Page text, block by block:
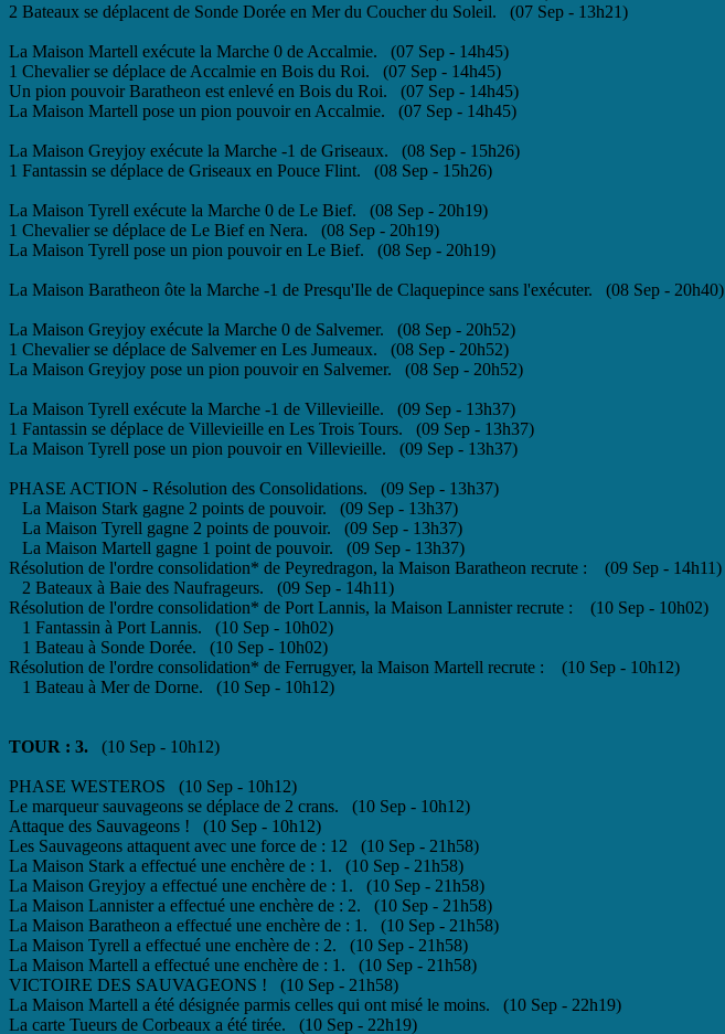
2 Bateaux se déplacent de Sonde Dorée en Mer du Coucher du Soleil. (07 Sep - 13h21)
La Maison Martell exécute la Marche 0 de Accalmie. (07 Sep - 14h45)
1 Chevalier se déplace de Accalmie en Bois du Roi. (07 Sep - 14h45)
Un pion pouvoir Baratheon est enlevé en Bois du Roi. (07 Sep - 14h45)
La Maison Martell pose un pion pouvoir en Accalmie. (07 Sep - 14h45)
La Maison Greyjoy exécute la Marche -1 de Griseaux. (08 Sep - 15h26)
1 Fantassin se déplace de Griseaux en Pouce Flint. (08 Sep - 15h26)
La Maison Tyrell exécute la Marche 0 de Le Bief. (08 Sep - 20h19)
1 Chevalier se déplace de Le Bief en Nera. (08 Sep - 20h19)
La Maison Tyrell pose un pion pouvoir en Le Bief. (08 Sep - 20h19)
La Maison Baratheon ôte la Marche -1 de Presqu'Ile de Claquepince sans l'exécuter. (08 Sep - 20h40)
La Maison Greyjoy exécute la Marche 0 de Salvemer. (08 Sep - 20h52)
1 Chevalier se déplace de Salvemer en Les Jumeaux. (08 Sep - 20h52)
La Maison Greyjoy pose un pion pouvoir en Salvemer. (08 Sep - 20h52)
La Maison Tyrell exécute la Marche -1 de Villevieille. (09 Sep - 13h37)
1 Fantassin se déplace de Villevieille en Les Trois Tours. (09 Sep - 13h37)
La Maison Tyrell pose un pion pouvoir en Villevieille. (09 Sep - 13h37)
PHASE ACTION - Résolution des Consolidations. (09 Sep - 13h37)
La Maison Stark gagne 2 points de pouvoir. (09 Sep - 13h37)
La Maison Tyrell gagne 2 points de pouvoir. (09 Sep - 13h37)
La Maison Martell gagne 1 point de pouvoir. (09 Sep - 13h37)
Résolution de l'ordre consolidation* de Peyredragon, la Maison Baratheon recrute : (09 Sep - 14h11)
2 Bateaux à Baie des Naufrageurs. (09 Sep - 14h11)
Résolution de l'ordre consolidation* de Port Lannis, la Maison Lannister recrute : (10 Sep - 10h02)
1 Fantassin à Port Lannis. (10 Sep - 10h02)
1 Bateau à Sonde Dorée. (10 Sep - 10h02)
Résolution de l'ordre consolidation* de Ferrugyer, la Maison Martell recrute : (10 Sep - 10h12)
1 Bateau à Mer de Dorne. (10 Sep - 10h12)
TOUR : 3. (10 Sep - 10h12)
PHASE WESTEROS (10 Sep - 10h12)
Le marqueur sauvageons se déplace de 2 crans. (10 Sep - 10h12)
Attaque des Sauvageons ! (10 Sep - 10h12)
Les Sauvageons attaquent avec une force de : 12 (10 Sep - 21h58)
La Maison Stark a effectué une enchère de : 1. (10 Sep - 21h58)
La Maison Greyjoy a effectué une enchère de : 1. (10 Sep - 21h58)
La Maison Lannister a effectué une enchère de : 2. (10 Sep - 21h58)
La Maison Baratheon a effectué une enchère de : 1. (10 Sep - 21h58)
La Maison Tyrell a effectué une enchère de : 2. (10 Sep - 21h58)
La Maison Martell a effectué une enchère de : 1. (10 Sep - 21h58)
VICTOIRE DES SAUVAGEONS ! (10 Sep - 21h58)
La Maison Martell a été désignée parmis celles qui ont misé le moins. (10 Sep - 22h19)
La carte Tueurs de Corbeaux a été tirée. (10 Sep - 22h19)